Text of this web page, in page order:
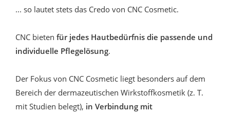
... so lautet stets das Credo von CNC Cosmetic.
CNC bieten für jedes Hautbedürfnis die passende und
individuelle Pflegelösung.
Der Fokus von CNC Cosmetic liegt besonders auf dem
Bereich der dermazeutischen Wirkstoffkosmetik (z. T.
mit Studien belegt), in Verbindung mit